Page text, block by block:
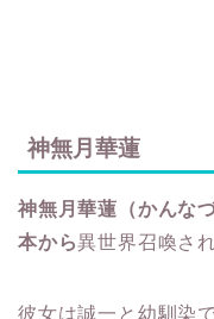
神無月華蓮
神無月華蓮（かんな
本から異世界召喚さ
彼女は誠一と幼馴染